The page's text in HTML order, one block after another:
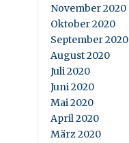
November 2020
Oktober 2020
September 2020
August 2020
Juli 2020
Juni 2020
Mai 2020
April 2020
März 2020